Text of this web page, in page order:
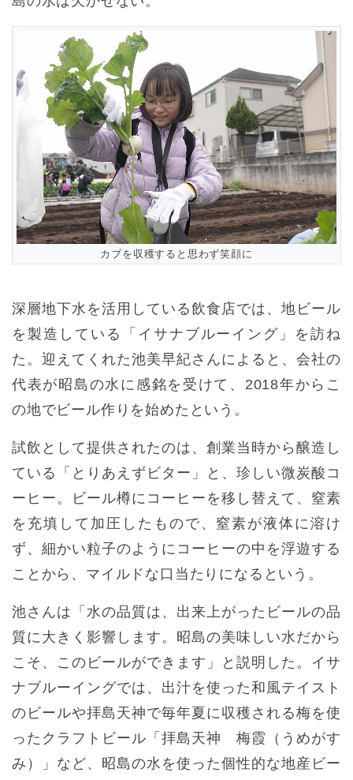
カブを収穫すると思わず笑顔に
深層地下水を活用している飲食店では、地ビール
を製造している「イサナブルーイング」を訪ね
た。迎えてくれた池美早紀さんによると、会社の
代表が昭島の水に感銘を受けて、2018年からこ
の地でビール作りを始めたという。
試飲として提供されたのは、創業当時から醸造し
ている「とりあえずビター」と、珍しい微炭酸コ
ーヒー。ビール樽にコーヒーを移し替えて、窒素
を充填して加圧したもので、窒素が液体に溶け
ず、細かい粒子のようにコーヒーの中を浮遊する
ことから、マイルドな口当たりになるという。
池さんは「水の品質は、出来上がったビールの品
質に大きく影響します。昭島の美味しい水だから
こそ、このビールができます」と説明した。イサ
ナブルーイングでは、出汁を使った和風テイスト
のビールや拝島天神で毎年夏に収穫される梅を使
ったクラフトビール「拝島天神 梅霞（うめがす
み）」など、昭島の水を使った個性的な地産ビー